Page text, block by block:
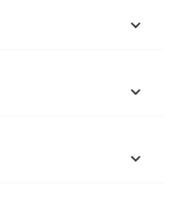
keyboard_arrow_down
keyboard_arrow_down
keyboard_arrow_down